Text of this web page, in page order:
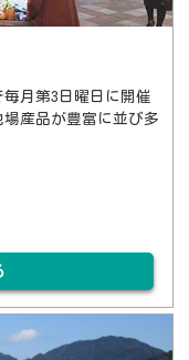
月第3日曜日に開催
産品が豊富に並び多